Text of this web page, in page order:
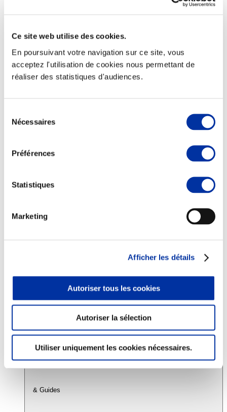
Ce site web utilise des cookies.
En poursuivant votre navigation sur ce site, vous
acceptez l'utilisation de cookies nous permettant de
réaliser des statistiques d'audiences.
Nécessaires
Préférences
Statistiques
Marketing
Afficher les détails
Autoriser tous les cookies
Autoriser la sélection
Utiliser uniquement les cookies nécessaires.
Elevage
Transport – mise en marché
Abattoir
Partenaire Climat
Viandes et santé
Juste rémunération et attractivité des métiers
Info-veille scientifique
Sources d’information
Accords
& Guides